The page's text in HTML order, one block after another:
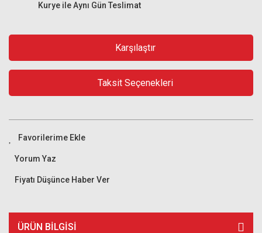
Kurye ile Aynı Gün Teslimat
Karşılaştır
Taksit Seçenekleri
Yorum Yaz
Fiyatı Düşünce Haber Ver
ÜRÜN BILGISI